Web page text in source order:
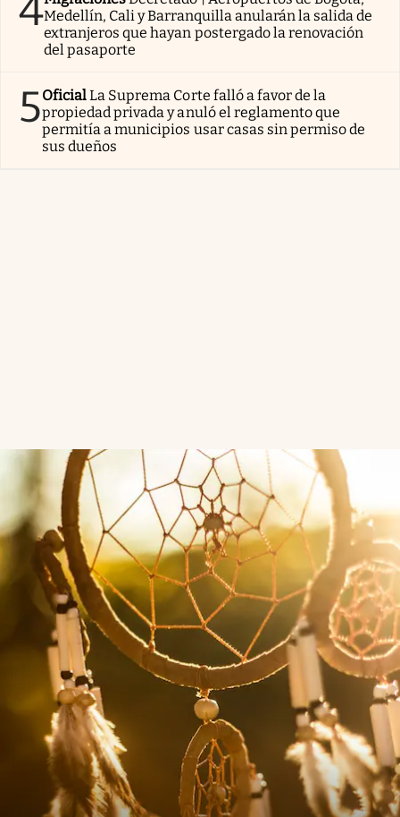
4Medellín, Cali y Barranquilla anularán la salida de
extranjeros que hayan postergado la renovación
del pasaporte
5OficialLa Suprema Corte falló a favor de la
propiedad privada y anuló el reglamento que
permitía a municipios usar casas sin permiso de
sus dueños